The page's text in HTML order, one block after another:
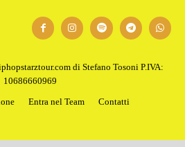
di Stefano Tosoni P.IVA:
10686660969
Entra nel Team Contatti